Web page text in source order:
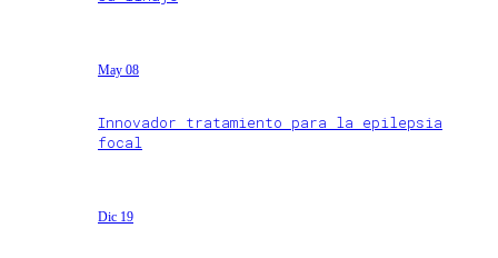
May 08
Innovador tratamiento para la epilepsia
focal
Dic 19